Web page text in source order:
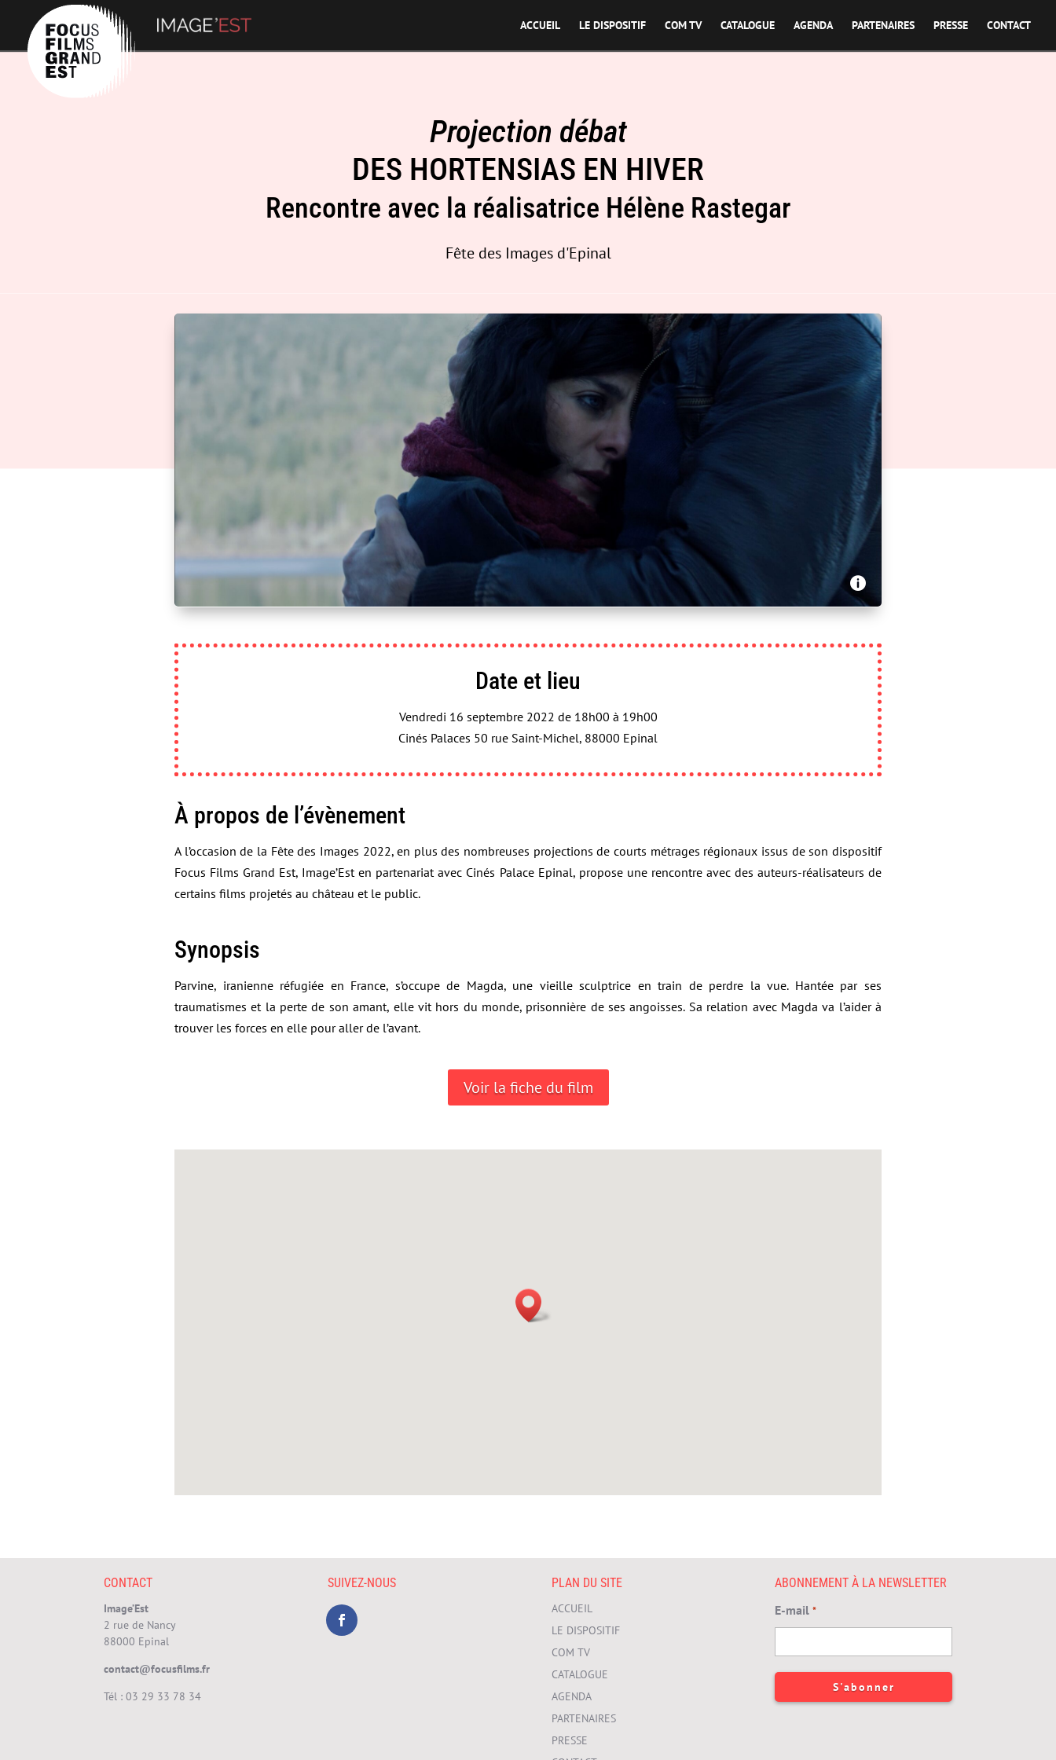
ACCUEIL LE DISPOSITIF COM TV CATALOGUE AGENDA PARTENAIRES PRESSE CONTACT
Projection débat
DES HORTENSIAS EN HIVER
Rencontre avec la réalisatrice Hélène Rastegar
Fête des Images d'Epinal
Les Films du Pingouin, Innervision, Luc Tharin - Des hortensias en hiver 
Date et lieu
Vendredi 16 septembre 2022 de 18h00 à 19h00
Cinés Palaces 50 rue Saint-Michel, 88000 Epinal
À propos de l’évènement
A l’occasion de la Fête des Images 2022, en plus des nombreuses projections de courts métrages régionaux issus de son dispositif
Focus Films Grand Est, Image’Est en partenariat avec Cinés Palace Epinal, propose une rencontre avec des auteurs-réalisateurs de
certains films projetés au château et le public.
Synopsis
Parvine, iranienne réfugiée en France, s’occupe de Magda, une vieille sculptrice en train de perdre la vue. Hantée par ses
traumatismes et la perte de son amant, elle vit hors du monde, prisonnière de ses angoisses. Sa relation avec Magda va l’aider à
trouver les forces en elle pour aller de l’avant.
Voir la fiche du film
CONTACT
Image’Est
2 rue de Nancy
88000 Epinal
contact@focusfilms.fr
Tél : 03 29 33 78 34
SUIVEZ-NOUS PLAN DU SITE
ACCUEIL
LE DISPOSITIF
COM TV
CATALOGUE
AGENDA
PARTENAIRES
PRESSE
ABONNEMENT À LA NEWSLETTER
E-mail *